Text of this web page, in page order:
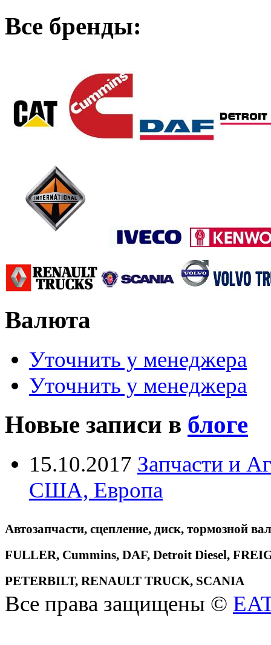
Все бренды:
Валюта
Уточнить у менеджера
Уточнить у менеджера
Новые записи в блоге
15.10.2017 Запчасти и
США, Европа
Автозапчасти, сцепление, диск, тормозной
FULLER, Cummins, DAF, Detroit Diesel,
PETERBILT, RENAULT TRUCK, SCANIA
Все права защищены ©